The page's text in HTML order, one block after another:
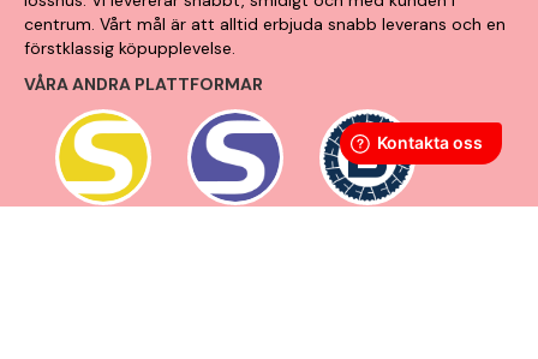
centrum. Vårt mål är att alltid erbjuda snabb leverans och en
förstklassig köpupplevelse.
VÅRA ANDRA PLATTFORMAR